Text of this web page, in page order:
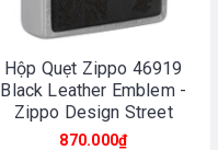
Hộp Quẹt Zippo 46919
Black Leather Emblem -
Zippo Design Street
Chrome
870.000₫